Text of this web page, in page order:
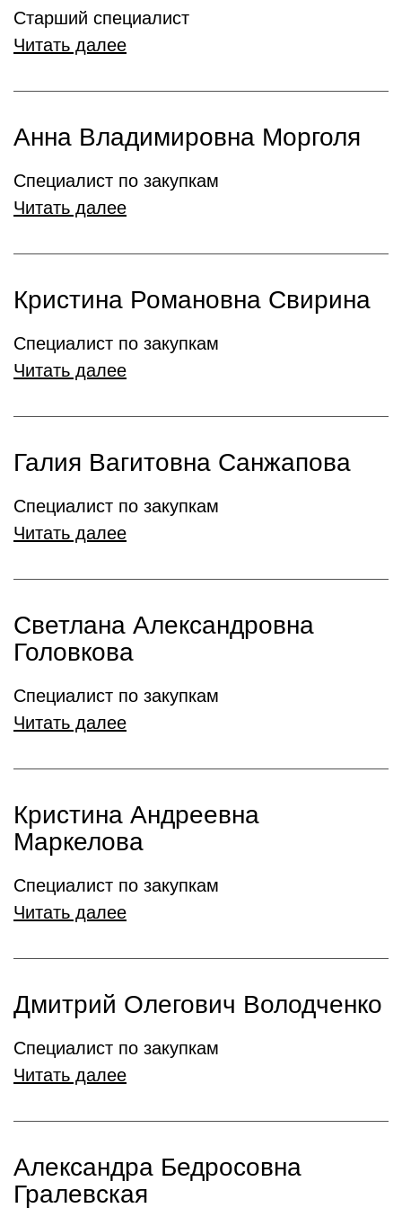
Старший специалист
Читать далее
Анна Владимировна Морголя
Специалист по закупкам
Читать далее
Кристина Романовна Свирина
Специалист по закупкам
Читать далее
Галия Вагитовна Санжапова
Специалист по закупкам
Читать далее
Светлана Александровна
Головкова
Специалист по закупкам
Читать далее
Кристина Андреевна
Маркелова
Специалист по закупкам
Читать далее
Дмитрий Олегович Володченко
Специалист по закупкам
Читать далее
Александра Бедросовна
Гралевская